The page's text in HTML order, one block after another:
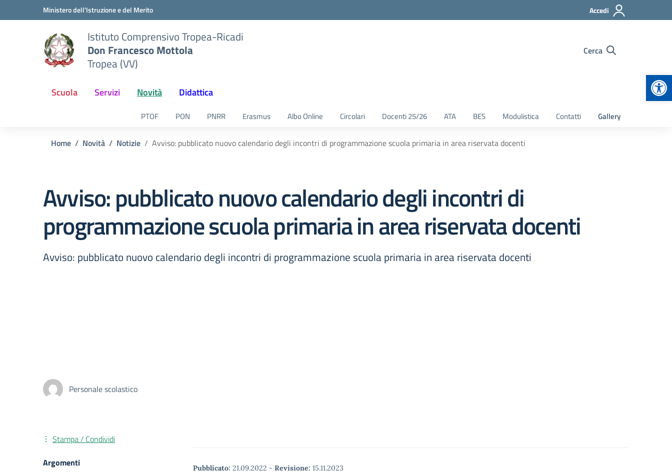
Vai ai contenuti
Vai al menu di navigazioneMinistero dell'Istruzione e del Merito Accedi
Istituto Comprensivo Tropea-Ricadi
Don Francesco Mottola
Tropea (VV)
Cerca
Scuola Servizi Novità Didattica
PTOF PON PNRR Erasmus Albo Online Circolari Docenti 25/26 ATA BES Modulistica Contatti Gallery
Home Novità Notizie Avviso: pubblicato nuovo calendario degli incontri di programmazione scuola primaria in area riservata docenti
Avviso: pubblicato nuovo calendario degli incontri di
programmazione scuola primaria in area riservata docenti
Avviso: pubblicato nuovo calendario degli incontri di programmazione scuola primaria in area riservata docenti
Personale scolastico
Pubblicato: 21.09.2022 - Revisione: 15.11.2023
Stampa / Condividi
Argomenti